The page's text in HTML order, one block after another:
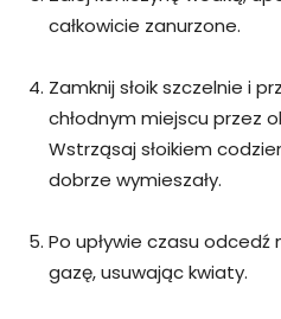
całkowicie zanurzone.
Zamknij słoik szczelnie i
chłodnym miejscu przez
Wstrząsaj słoikiem
dobrze wymieszały.
Po upływie czasu odcedź
gazę, usuwając kwiaty.